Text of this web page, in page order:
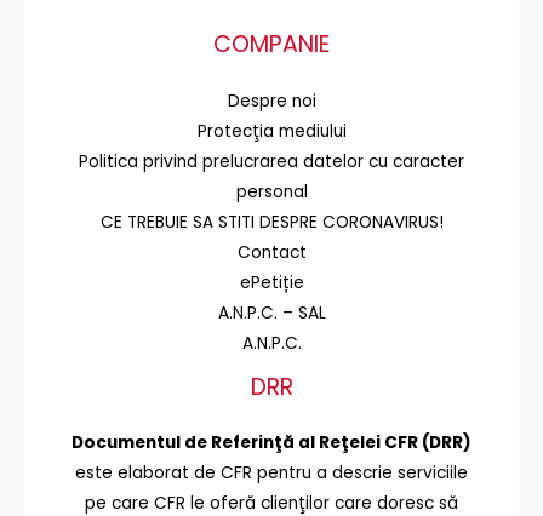
COMPANIE
Despre noi
Protecţia mediului
Politica privind prelucrarea datelor cu caracter
personal
CE TREBUIE SA STITI DESPRE CORONAVIRUS!
Contact
ePetiție
A.N.P.C. – SAL
A.N.P.C.
DRR
Documentul de Referinţă al Reţelei CFR (DRR)
este elaborat de CFR pentru a descrie serviciile
pe care CFR le oferă clienţilor care doresc să